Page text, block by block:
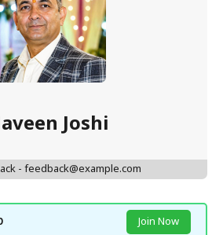
Joshi
- feedback@example.com
Join Now